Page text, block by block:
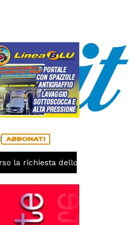
ABBONATI
la richiesta dello stato di